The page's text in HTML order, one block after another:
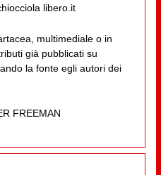
libero.it
multimediale o in
già pubblicati su
la fonte egli autori dei
FREEMAN